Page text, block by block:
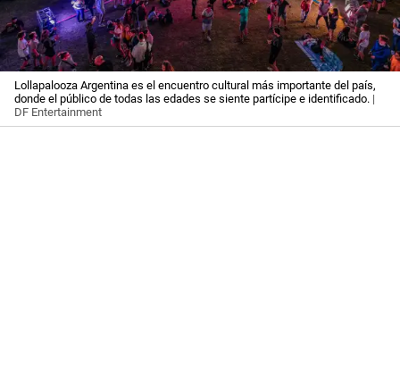
Lollapalooza Argentina es el encuentro cultural más importante del país,
donde el público de todas las edades se siente partícipe e identificado. |
DF Entertainment